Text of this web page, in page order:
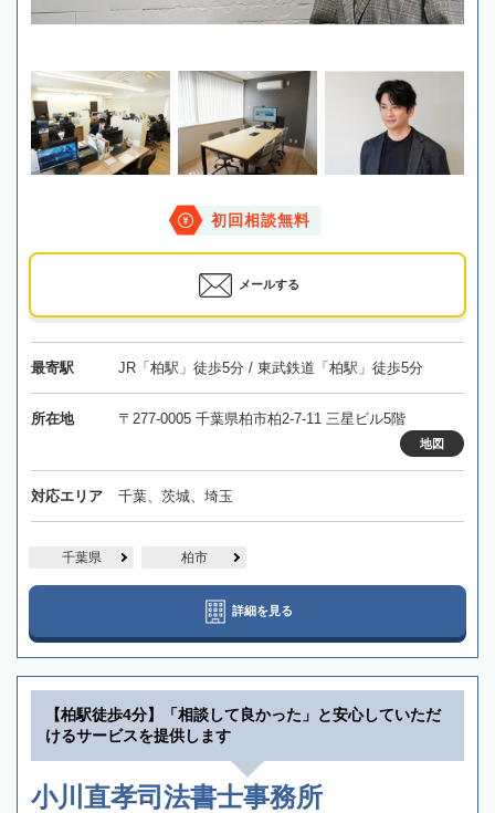
初回相談無料
メールする
最寄駅 JR「柏駅」徒歩5分 / 東武鉄道「柏駅」徒歩5分
所在地 〒277-0005 千葉県柏市柏2-7-11 三星ビル5階
地図
対応エリア 千葉、茨城、埼玉
千葉県 柏市
詳細を見る
【柏駅徒歩4分】「相談して良かった」と安心していただ
けるサービスを提供します
小川直孝司法書士事務所